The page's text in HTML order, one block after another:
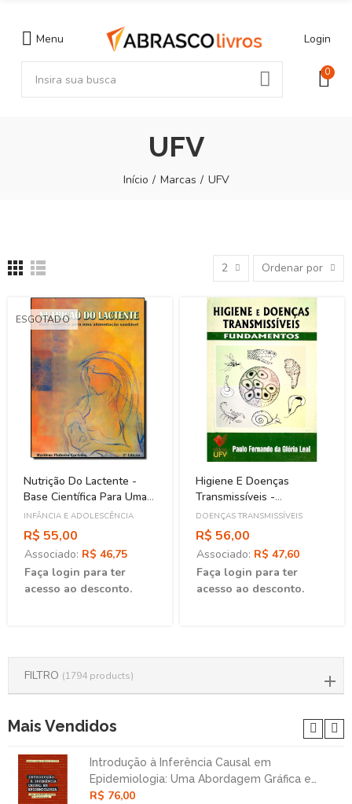
Menu Login
0
UFV
Início Marcas UFV
2 Ordenar por
ESGOTADO
Nutrição Do Lactente -
Base Científica Para Uma
Alimentação Saudável
INFÂNCIA E ADOLESCÊNCIA
R$ 55,00
Associado: R$ 46,75
Faça login para ter
acesso ao desconto.
Higiene E Doenças
Transmissíveis -
Fundamentos
DOENÇAS TRANSMISSÍVEIS
R$ 56,00
Associado: R$ 47,60
Faça login para ter
acesso ao desconto.
FILTRO (1794 products)
Mais Vendidos
Introdução à Inferência Causal em
Epidemiologia: Uma Abordagem Gráfica e
Contrafatual
R$ 76,00